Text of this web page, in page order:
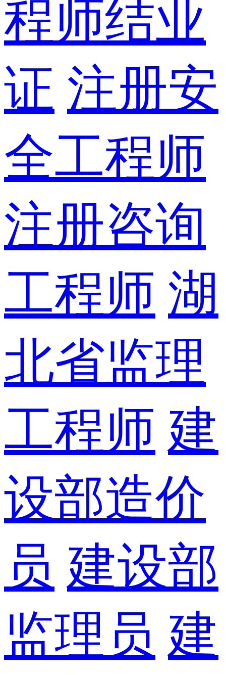
程师结业
证 注册安
全工程师
注册咨询
工程师 湖
北省监理
工程师 建
设部造价
员 建设部
监理员 建